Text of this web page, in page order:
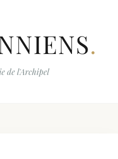
.
de l'Archipel